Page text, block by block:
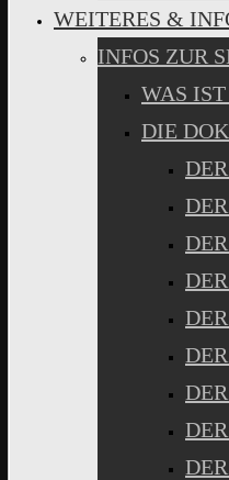
WEITERES &
INFOS ZUR
WAS
DIE